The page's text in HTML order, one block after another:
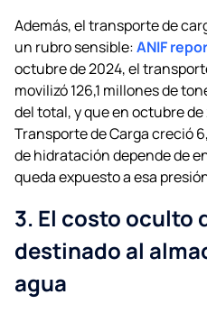
Además, el transporte de
un rubro sensible:ANIF
octubre de 2024, el
movilizó 126,1 millones de
del total, y que en octubre
Transporte de Carga creció
de hidratación depende de
queda expuesto a esa
3. El costo oculto
destinado al
agua